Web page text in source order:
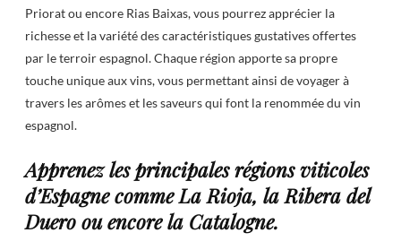
Priorat ou encore Rias Baixas, vous pourrez apprécier la
richesse et la variété des caractéristiques gustatives offertes
par le terroir espagnol. Chaque région apporte sa propre
touche unique aux vins, vous permettant ainsi de voyager à
travers les arômes et les saveurs qui font la renommée du vin
espagnol.
Apprenez les principales régions viticoles
d’Espagne comme La Rioja, la Ribera del
Duero ou encore la Catalogne.